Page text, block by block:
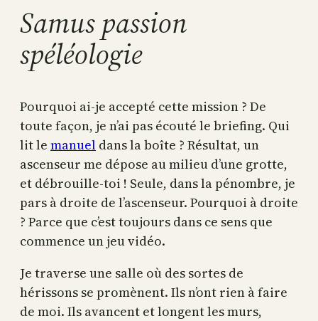
Samus passion
spéléologie
Pourquoi ai-je accepté cette mission ? De
toute façon, je n’ai pas écouté le briefing. Qui
lit le manuel dans la boîte ? Résultat, un
ascenseur me dépose au milieu d’une grotte,
et débrouille-toi ! Seule, dans la pénombre, je
pars à droite de l’ascenseur. Pourquoi à droite
? Parce que c’est toujours dans ce sens que
commence un jeu vidéo.
Je traverse une salle où des sortes de
hérissons se promènent. Ils n’ont rien à faire
de moi. Ils avancent et longent les murs,